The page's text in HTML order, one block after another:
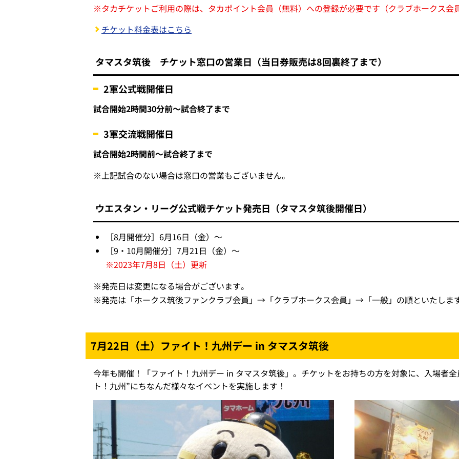
※タカチケットご利用の際は、タカポイント会員（無料）への登録が必要です（クラブホークス会
チケット料金表はこちら
タマスタ筑後 チケット窓口の営業日（当日券販売は8回裏終了まで）
2軍公式戦開催日
試合開始2時間30分前～試合終了まで
3軍交流戦開催日
試合開始2時間前～試合終了まで
※上記試合のない場合は窓口の営業もございません。
ウエスタン・リーグ公式戦チケット発売日（タマスタ筑後開催日）
［8月開催分］6月16日（金）～
［9・10月開催分］7月21日（金）～
※2023年7月8日（土）更新
※発売日は変更になる場合がございます。
※発売は「ホークス筑後ファンクラブ会員」→「クラブホークス会員」→「一般」の順といたしま
7月22日（土）ファイト！九州デー in タマスタ筑後
今年も開催！「ファイト！九州デー in タマスタ筑後」。チケットをお持ちの方を対象に、入場者
ト！九州”にちなんだ様々なイベントを実施します！